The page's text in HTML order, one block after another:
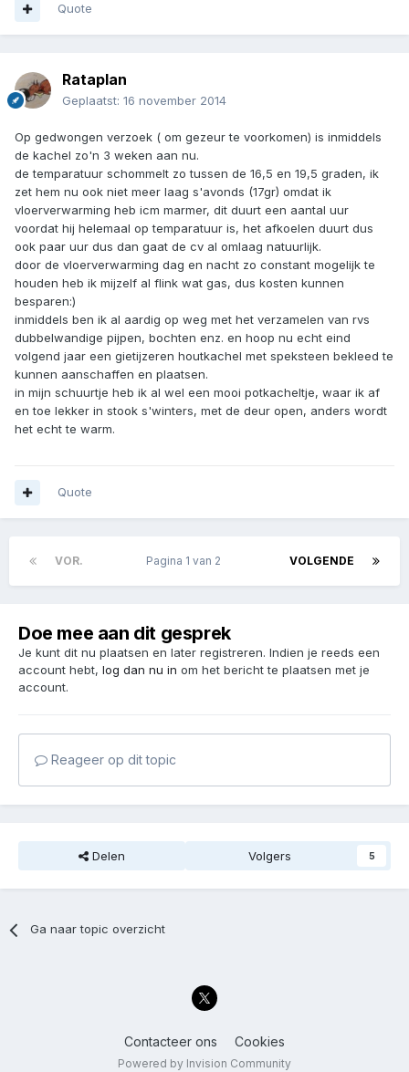
Quote
Rataplan
Geplaatst: 16 november 2014
Op gedwongen verzoek ( om gezeur te voorkomen) is inmiddels
de kachel zo'n 3 weken aan nu.
de temparatuur schommelt zo tussen de 16,5 en 19,5 graden, ik
zet hem nu ook niet meer laag s'avonds (17gr) omdat ik
vloerverwarming heb icm marmer, dit duurt een aantal uur
voordat hij helemaal op temparatuur is, het afkoelen duurt dus
ook paar uur dus dan gaat de cv al omlaag natuurlijk.
door de vloerverwarming dag en nacht zo constant mogelijk te
houden heb ik mijzelf al flink wat gas, dus kosten kunnen
besparen:)
inmiddels ben ik al aardig op weg met het verzamelen van rvs
dubbelwandige pijpen, bochten enz. en hoop nu echt eind
volgend jaar een gietijzeren houtkachel met speksteen bekleed te
kunnen aanschaffen en plaatsen.
in mijn schuurtje heb ik al wel een mooi potkacheltje, waar ik af
en toe lekker in stook s'winters, met de deur open, anders wordt
het echt te warm.
Quote
VOR. VOLGENDE
Pagina 1 van 2
Doe mee aan dit gesprek
Je kunt dit nu plaatsen en later registreren. Indien je reeds een
account hebt, log dan nu in om het bericht te plaatsen met je
account.
Reageer op dit topic
Delen Volgers 5
Ga naar topic overzicht
Contacteer ons Cookies
Powered by Invision Community